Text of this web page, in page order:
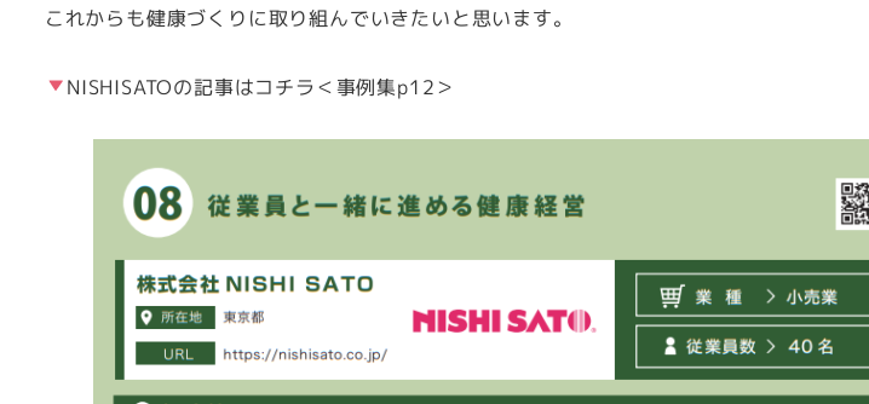
これからも健康づくりに取り組んでいきたいと思います。
NISHISATOの記事はコチラ＜事例集p12＞